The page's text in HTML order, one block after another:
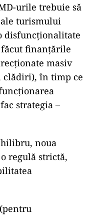
urile trebuie să
turismului
disfuncționalitate
finanțările
masiv
clădiri), în timp ce
strategia –
noua
regulă strictă,